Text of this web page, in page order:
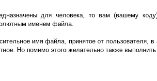
для человека, то вам (вашему
именем файла.
имя файла, принятое от пользователя,
Но помимо этого желательно также выполнить